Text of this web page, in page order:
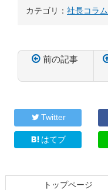
カテゴリ： 社長コラム
前の記事
の
戻
Twitter
はてブ
トップページ